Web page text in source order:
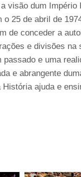
visão dum Império
25 de abril de
de conceder a
e divisões na
e uma
e abrangente
ajuda e